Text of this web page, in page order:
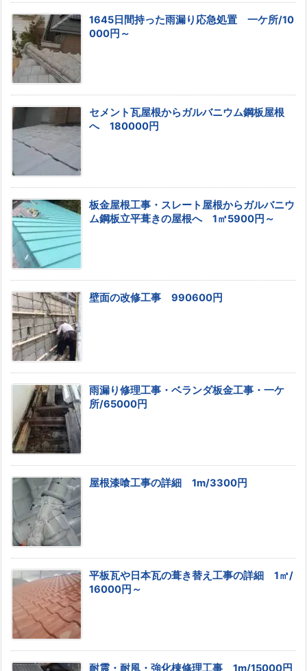
1645日間持った雨漏り応急処置 一ケ所/10
000円～
セメント瓦屋根からガルバニウム鋼板屋根
へ 180000円
板金屋根工事・スレート屋根からガルバニウ
ム鋼板立平葺きの屋根へ 1㎡5900円～
壁面の改修工事 990600円
雨漏り修理工事・ベランダ板金工事・一ケ
所/65000円
屋根漆喰工事の詳細 1m/3300円
平板瓦や日本瓦の葺き替え工事の詳細 1㎡/
16000円～
耐震・耐風・強化棟修理工事 1m/15000円